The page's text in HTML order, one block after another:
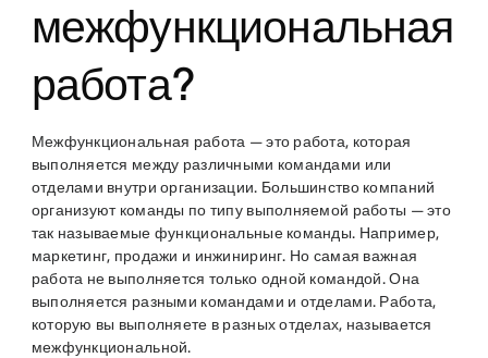
межфункциональная
работа?
Межфункциональная работа — это работа, которая
выполняется между различными командами или
отделами внутри организации. Большинство компаний
организуют команды по типу выполняемой работы — это
так называемые функциональные команды. Например,
маркетинг, продажи и инжиниринг. Но самая важная
работа не выполняется только одной командой. Она
выполняется разными командами и отделами. Работа,
которую вы выполняете в разных отделах, называется
межфункциональной.